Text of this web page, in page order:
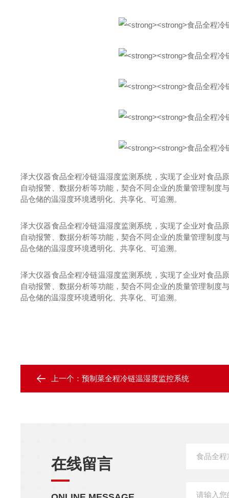
泽大仪器食品全程冷链温湿度监测系统，实现了企业对食品
自动报警、数据分析等功能，契合不同企业的质量管理制度
品仓储的温湿度环境透明化、共享化、可追溯。
泽大仪器食品全程冷链温湿度监测系统，实现了企业对食品
自动报警、数据分析等功能，契合不同企业的质量管理制度
品仓储的温湿度环境透明化、共享化、可追溯。
泽大仪器食品全程冷链温湿度监测系统，实现了企业对食品
自动报警、数据分析等功能，契合不同企业的质量管理制度
品仓储的温湿度环境透明化、共享化、可追溯。
上一个： 预制菜全程冷链温湿度监控系统
在线留言